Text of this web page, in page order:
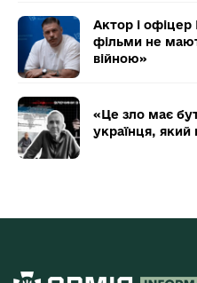
Актор і
фільми не
війною»
«Це зло має
українця, який